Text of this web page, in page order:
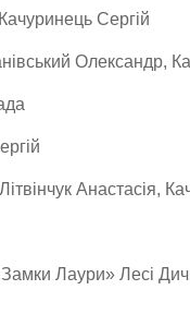
Сергій
Олександр,
Анастасія,
«Замки Лаури» Лесі